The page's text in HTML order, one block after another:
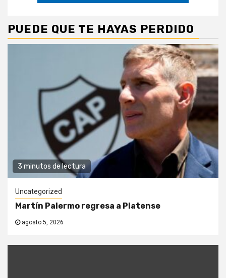
PUEDE QUE TE HAYAS PERDIDO
3 minutos de lectura
Uncategorized
Martín Palermo regresa a Platense
agosto 5, 2026